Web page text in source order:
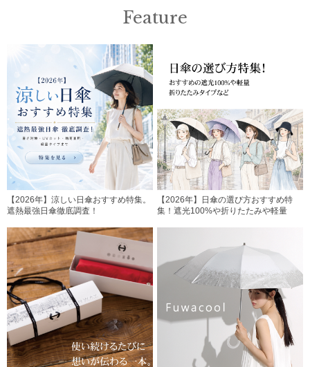
Feature
【2026年】涼しい日傘おすすめ特集。
遮熱最強日傘徹底調査！
【2026年】日傘の選び方おすすめ特
集！遮光100%や折りたたみや軽量